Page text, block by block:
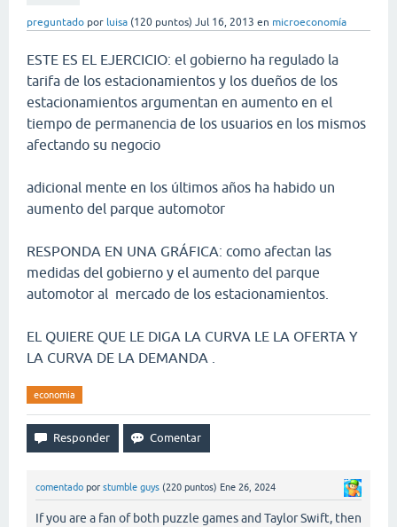
preguntado por luisa (120 puntos) Jul 16, 2013 en microeconomía
ESTE ES EL EJERCICIO: el gobierno ha regulado la
tarifa de los estacionamientos y los dueños de los
estacionamientos argumentan en aumento en el
tiempo de permanencia de los usuarios en los mismos
afectando su negocio
adicional mente en los últimos años ha habido un
aumento del parque automotor
RESPONDA EN UNA GRÁFICA: como afectan las
medidas del gobierno y el aumento del parque
automotor al mercado de los estacionamientos.
EL QUIERE QUE LE DIGA LA CURVA LE LA OFERTA Y
LA CURVA DE LA DEMANDA .
economia
comentado por stumble guys (220 puntos) Ene 26, 2024
If you are a fan of both puzzle games and Taylor Swift, then